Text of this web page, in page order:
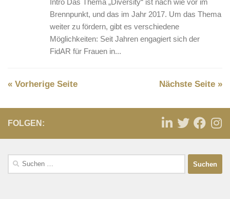
Intro Das Thema „Diversity“ ist nach wie vor im
Brennpunkt, und das im Jahr 2017. Um das Thema
weiter zu fördern, gibt es verschiedene
Möglichkeiten: Seit Jahren engagiert sich der
FidAR für Frauen in...
« Vorherige Seite Nächste Seite »
FOLGEN: